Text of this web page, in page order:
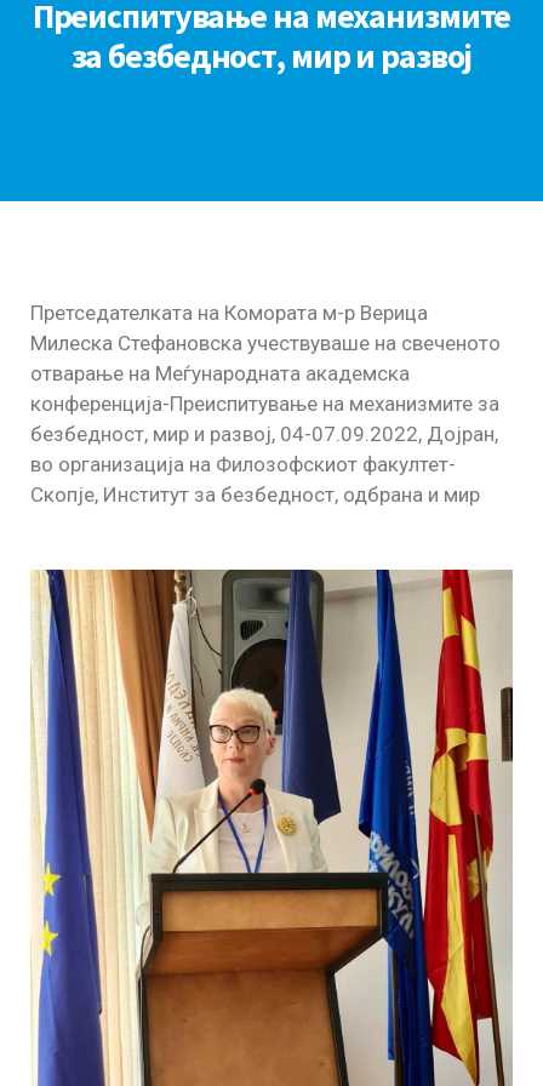
Преиспитување на механизмите
за безбедност, мир и развој
Претседателката на Комората м-р Верица
Милеска Стефановска учествуваше на свеченото
отварање на Меѓународната академска
конференција-Преиспитување на механизмите за
безбедност, мир и развој, 04-07.09.2022, Дојран,
во организација на Филозофскиот факултет-
Скопје, Институт за безбедност, одбрана и мир